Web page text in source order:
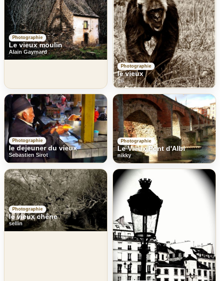
Photographie
Le vieux moulin
Alain Gaymard
Photographie
le vieux
gil
Photographie
le dejeuner du vieux
Sebastien Sirot
Photographie
Le Vieux Pont d'Albi
nikky
Photographie
le vieux chêne
sellin